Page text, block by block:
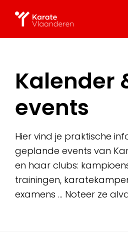
Kalender
events
Hier vind je praktische
geplande events van
en haar clubs:
trainingen,
examens … Noteer ze